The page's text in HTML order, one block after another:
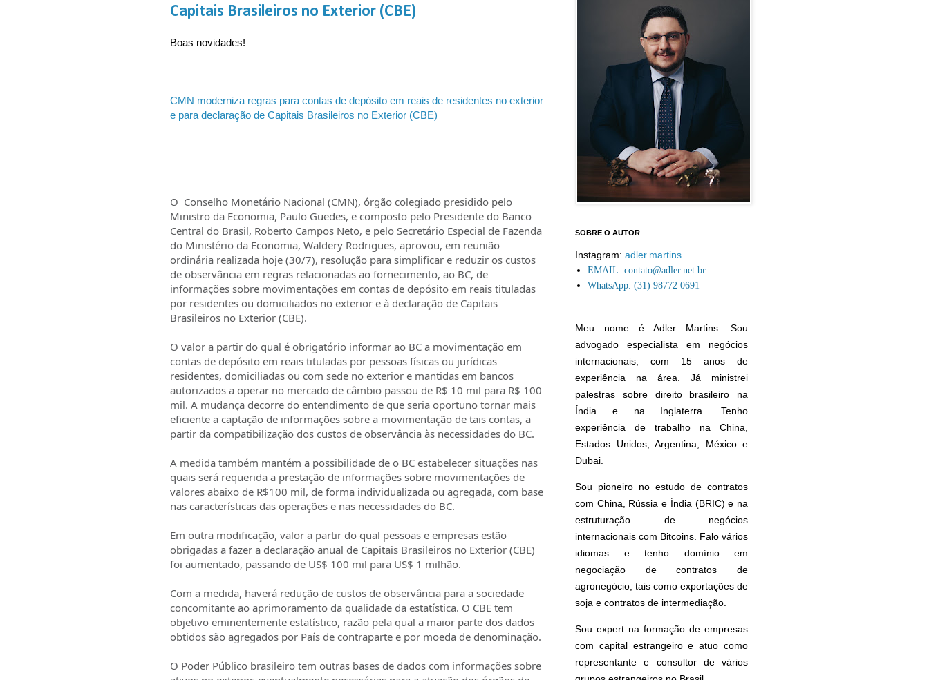
Capitais Brasileiros no Exterior (CBE)
Boas novidades!
CMN moderniza regras para contas de depósito em reais de residentes no exterior
e para declaração de Capitais Brasileiros no Exterior (CBE)
O Conselho Monetário Nacional (CMN), órgão colegiado presidido pelo
Ministro da Economia, Paulo Guedes, e composto pelo Presidente do Banco
Central do Brasil, Roberto Campos Neto, e pelo Secretário Especial de Fazenda
do Ministério da Economia, Waldery Rodrigues, aprovou, em reunião
ordinária realizada hoje (30/7), resolução para simplificar e reduzir os custos
de observância em regras relacionadas ao fornecimento, ao BC, de
informações sobre movimentações em contas de depósito em reais tituladas
por residentes ou domiciliados no exterior e à declaração de Capitais
Brasileiros no Exterior (CBE).
O valor a partir do qual é obrigatório informar ao BC a movimentação em
contas de depósito em reais tituladas por pessoas físicas ou jurídicas
residentes, domiciliadas ou com sede no exterior e mantidas em bancos
autorizados a operar no mercado de câmbio passou de R$ 10 mil para R$ 100
mil. A mudança decorre do entendimento de que seria oportuno tornar mais
eficiente a captação de informações sobre a movimentação de tais contas, a
partir da compatibilização dos custos de observância às necessidades do BC.
A medida também mantém a possibilidade de o BC estabelecer situações nas
quais será requerida a prestação de informações sobre movimentações de
valores abaixo de R$100 mil, de forma individualizada ou agregada, com base
nas características das operações e nas necessidades do BC.
Em outra modificação, valor a partir do qual pessoas e empresas estão
obrigadas a fazer a declaração anual de Capitais Brasileiros no Exterior (CBE)
foi aumentado, passando de US$ 100 mil para US$ 1 milhão.
Com a medida, haverá redução de custos de observância para a sociedade
concomitante ao aprimoramento da qualidade da estatística. O CBE tem
objetivo eminentemente estatístico, razão pela qual a maior parte dos dados
obtidos são agregados por País de contraparte e por moeda de denominação.
O Poder Público brasileiro tem outras bases de dados com informações sobre
SOBRE O AUTOR
Instagram: adler.martins
EMAIL: contato@adler.net.br
WhatsApp: (31) 98772 0691
Meu nome é Adler Martins. Sou
advogado especialista em negócios
internacionais, com 15 anos de
experiência na área. Já ministrei
palestras sobre direito brasileiro na
Índia e na Inglaterra. Tenho
experiência de trabalho na China,
Estados Unidos, Argentina, México e
Dubai.
Sou pioneiro no estudo de contratos
com China, Rússia e Índia (BRIC) e na
estruturação de negócios
internacionais com Bitcoins. Falo vários
idiomas e tenho domínio em
negociação de contratos de
agronegócio, tais como exportações de
soja e contratos de intermediação.
Sou expert na formação de empresas
com capital estrangeiro e atuo como
representante e consultor de vários